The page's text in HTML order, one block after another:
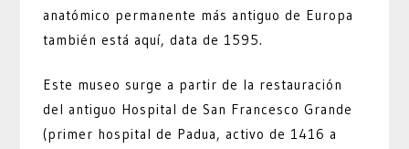
anatómico permanente más antiguo de Europa
también está aquí, data de 1595.
Este museo surge a partir de la restauración
del antiguo Hospital de San Francesco Grande
(primer hospital de Padua, activo de 1416 a